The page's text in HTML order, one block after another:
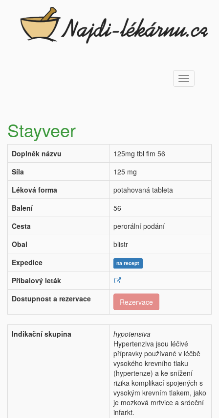
Toggle
navigation
Stayveer
Doplněk názvu
125mg tbl flm 56
Síla
125 mg
Léková forma
potahovaná tableta
Balení
56
Cesta
perorální podání
Obal
blistr
Expedice
na recept
Příbalový leták
Dostupnost a rezervace
Rezervace
Indikační skupina
hypotensiva
Hypertenziva jsou léčivé
přípravky používané v léčbě
vysokého krevního tlaku
(hypertenze) a ke snížení
rizika komplikací spojených s
vysokým krevním tlakem, jako
je mozková mrtvice a srdeční
infarkt.